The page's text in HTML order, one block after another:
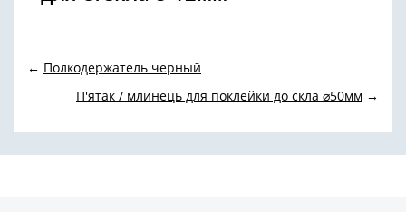
← Полкодержатель черный
П'ятак / млинець для поклейки до скла ⌀50мм →